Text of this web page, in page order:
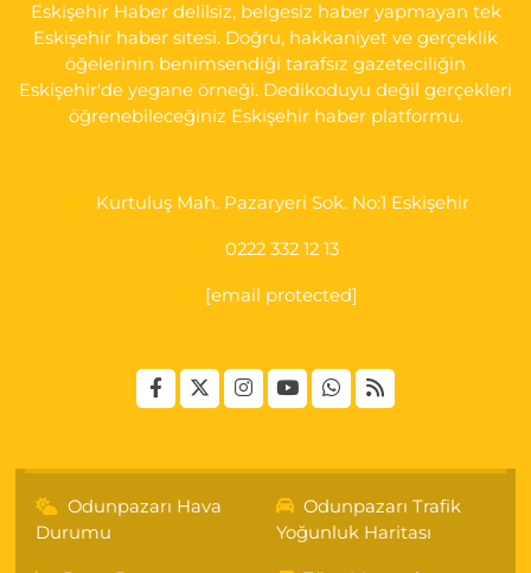
0 (222) 230 11 31 Yol Tarifi Al
Eskişehir Haber delilsiz, belgesiz haber yapmayan tek
Eskişehir haber sitesi. Doğru, hakkaniyet ve gerçeklik
öğelerinin benimsendiği tarafsız gazeteciliğin
Eskişehir'de yegane örneği. Dedikoduyu değil gerçekleri
öğrenebileceğiniz Eskişehir haber platformu.
Kurtuluş Mah. Pazaryeri Sok. No:1 Eskişehir
0222 332 12 13
[email protected]
Odunpazarı Hava
Durumu
Odunpazarı Trafik
Yoğunluk Haritası